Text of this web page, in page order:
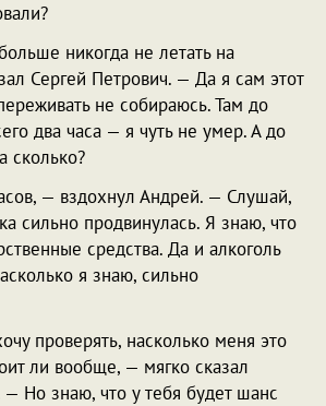
никогда не летать на
Сергей Петрович. — Да я сам этот
не собираюсь. Там до
два часа — я чуть не умер. А до
сколько?
— вздохнул Андрей. — Слушай,
сильно продвинулась. Я знаю, что
средства. Да и алкоголь
я знаю, сильно
проверять, насколько меня это
ли вообще, — мягко сказал
— Но знаю, что у тебя будет шанс